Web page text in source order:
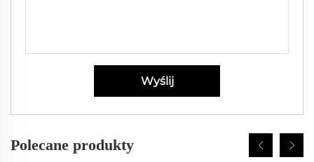
Wyślij
Polecane produkty